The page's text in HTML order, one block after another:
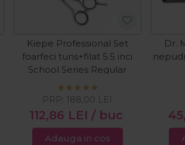
Kiepe Professional Set
foarfeci tuns+filat 5.5 inci
School Series Regular
112,86 LEI / buc
PRP: 188,00 LEI
Adauga in cos
Dr.